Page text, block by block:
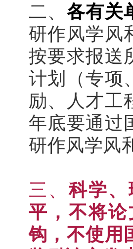
二、 各有关
研作风学风
按要求报送
计划（专项
励、人才工
年底要通过
研作风学风
三、科学
平，不将
钩，不使用